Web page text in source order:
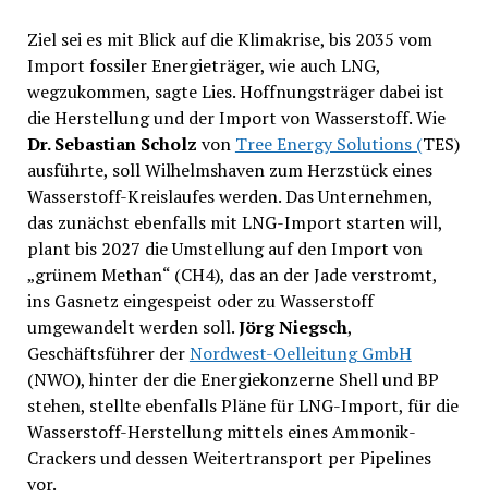
Ziel sei es mit Blick auf die Klimakrise, bis 2035 vom
Import fossiler Energieträger, wie auch LNG,
wegzukommen, sagte Lies. Hoffnungsträger dabei ist
die Herstellung und der Import von Wasserstoff. Wie
Dr. Sebastian Scholz von Tree Energy Solutions (TES)
ausführte, soll Wilhelmshaven zum Herzstück eines
Wasserstoff-Kreislaufes werden. Das Unternehmen,
das zunächst ebenfalls mit LNG-Import starten will,
plant bis 2027 die Umstellung auf den Import von
„grünem Methan“ (CH4), das an der Jade verstromt,
ins Gasnetz eingespeist oder zu Wasserstoff
umgewandelt werden soll.Jörg Niegsch,
Geschäftsführer derNordwest-Oelleitung GmbH
(NWO), hinter der die Energiekonzerne Shell und BP
stehen, stellte ebenfalls Pläne für LNG-Import, für die
Wasserstoff-Herstellung mittels eines Ammonik-
Crackers und dessen Weitertransport per Pipelines
vor.